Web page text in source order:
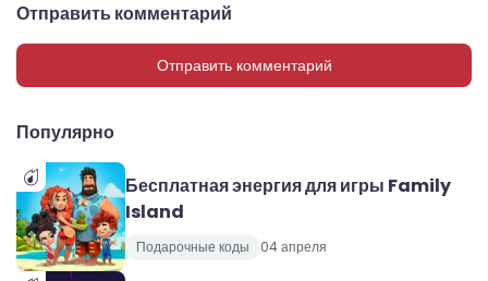
Отправить комментарий
Отправить комментарий
Популярно
Бесплатная энергия для игры Family
Island
Подарочные коды 04 апреля